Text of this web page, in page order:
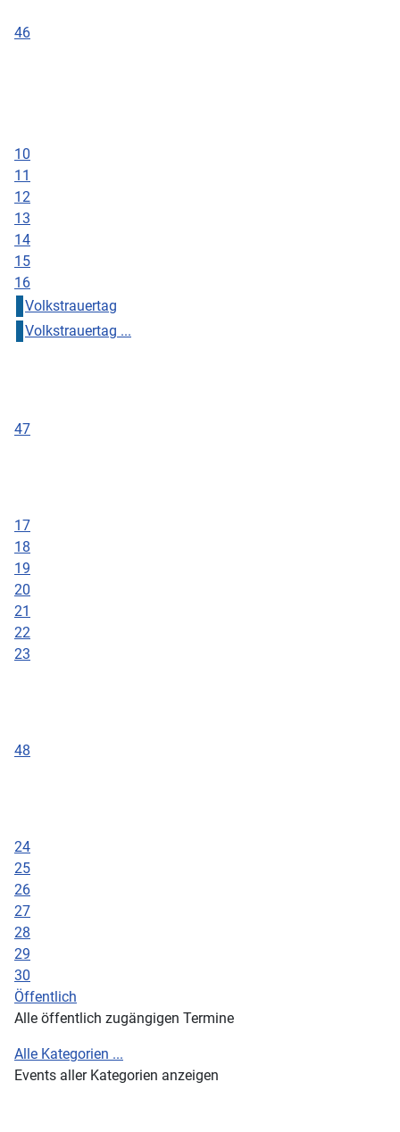
46
10
11
12
13
14
15
16
Volkstrauertag
Volkstrauertag ...
47
17
18
19
20
21
22
23
48
24
25
26
27
28
29
30
Öffentlich
Alle öffentlich zugängigen Termine
Alle Kategorien ...
Events aller Kategorien anzeigen